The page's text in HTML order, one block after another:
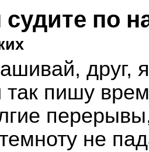
по
друг,
так пишу
не